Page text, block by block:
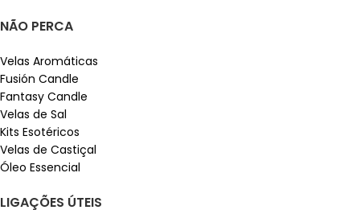
NÃO PERCA
Velas Aromáticas
Fusión Candle
Fantasy Candle
Velas de Sal
Kits Esotéricos
Velas de Castiçal
Óleo Essencial
LIGAÇÕES ÚTEIS